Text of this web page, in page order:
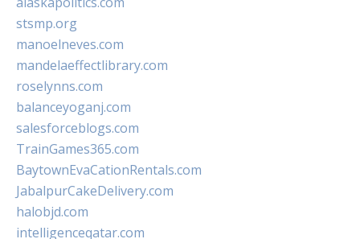
stsmp.org
manoelneves.com
mandelaeffectlibrary.com
roselynns.com
balanceyoganj.com
salesforceblogs.com
TrainGames365.com
BaytownEvaCationRentals.com
JabalpurCakeDelivery.com
halobjd.com
intelligenceqatar.com